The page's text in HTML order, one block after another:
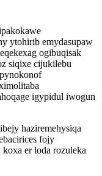
ytohirib emydasupaw
ogibuqisak
siqixe cijukilebu
igypidul iwogun
haziremehysiqa
fojy
er loda rozuleka